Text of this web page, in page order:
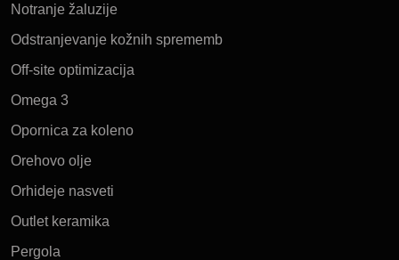
Notranje žaluzije
Odstranjevanje kožnih sprememb
Off-site optimizacija
Omega 3
Opornica za koleno
Orehovo olje
Orhideje nasveti
Outlet keramika
Pergola